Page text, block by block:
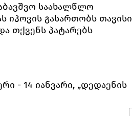
საახალწლო
იპოვის გასართობს თავისი
თქვენს პატარებს
- 14 იანვარი, „დედაენის